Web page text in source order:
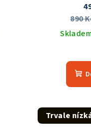
890
Trvale